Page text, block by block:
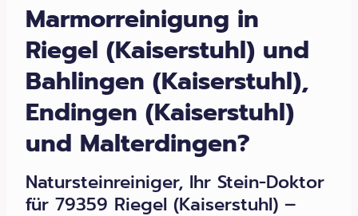
Marmorreinigung in
Riegel (Kaiserstuhl) und
Bahlingen (Kaiserstuhl),
Endingen (Kaiserstuhl)
und Malterdingen?
Natursteinreiniger, Ihr Stein-Doktor
für 79359 Riegel (Kaiserstuhl) –